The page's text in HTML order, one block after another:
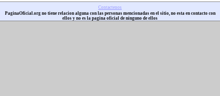
Contactenos
PaginaOficial.org no tiene relacion alguna con las personas mencionadas en el sitio, no esta en contacto con
ellos y no es la pagina oficial de ninguno de ellos